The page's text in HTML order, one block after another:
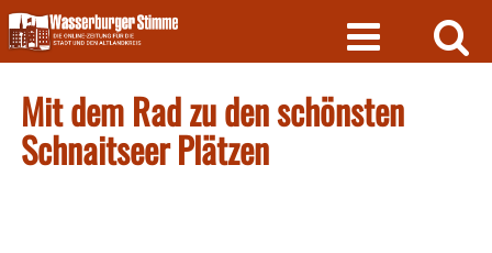
Skip
to
content
Mit dem Rad zu den schönsten
Schnaitseer Plätzen